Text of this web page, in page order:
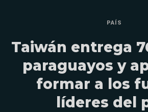
PAÍS
Taiwán entrega
paraguayos y
formar a los
líderes del